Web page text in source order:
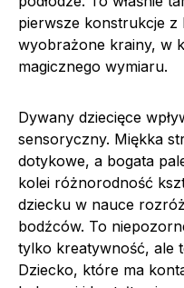
pierwsze konstrukcje
wyobrażone krainy, w
magicznego wymiaru.
Dywany dziecięce
sensoryczny. Miękka
dotykowe, a bogata
kolei różnorodność
dziecku w nauce
bodźców. To
tylko kreatywność, ale
Dziecko, które ma